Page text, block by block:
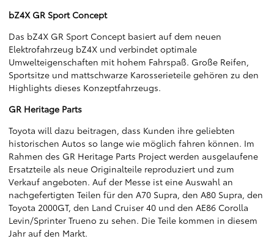
bZ4X GR Sport Concept
Das bZ4X GR Sport Concept basiert auf dem neuen
Elektrofahrzeug bZ4X und verbindet optimale
Umwelteigenschaften mit hohem Fahrspaß. Große Reifen,
Sportsitze und mattschwarze Karosserieteile gehören zu den
Highlights dieses Konzeptfahrzeugs.
GR Heritage Parts
Toyota will dazu beitragen, dass Kunden ihre geliebten
historischen Autos so lange wie möglich fahren können. Im
Rahmen des GR Heritage Parts Project werden ausgelaufene
Ersatzteile als neue Originalteile reproduziert und zum
Verkauf angeboten. Auf der Messe ist eine Auswahl an
nachgefertigten Teilen für den A70 Supra, den A80 Supra, den
Toyota 2000GT, den Land Cruiser 40 und den AE86 Corolla
Levin/Sprinter Trueno zu sehen. Die Teile kommen in diesem
Jahr auf den Markt.